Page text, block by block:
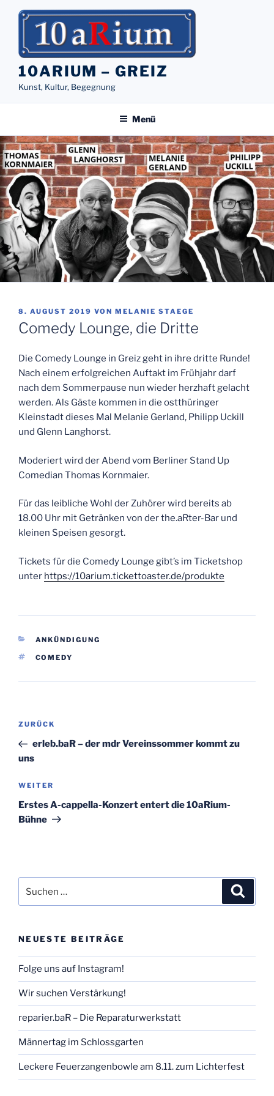
Inhalt
10ARIUM – GREIZ
Kunst, Kultur, Begegnung
Menü
VERÖFFENTLICHT
AM
8. AUGUST 2019 VON MELANIE STAEGE
Comedy Lounge, die Dritte
Die Comedy Lounge in Greiz geht in ihre dritte Runde!
Nach einem erfolgreichen Auftakt im Frühjahr darf
nach dem Sommerpause nun wieder herzhaft gelacht
werden. Als Gäste kommen in die ostthüringer
Kleinstadt dieses Mal Melanie Gerland, Philipp Uckill
und Glenn Langhorst.
Moderiert wird der Abend vom Berliner Stand Up
Comedian Thomas Kornmaier.
Für das leibliche Wohl der Zuhörer wird bereits ab
18.00 Uhr mit Getränken von der the.aRter-Bar und
kleinen Speisen gesorgt.
Tickets für die Comedy Lounge gibt’s im Ticketshop
unter https://10arium.tickettoaster.de/produkte
KATEGORIEN
ANKÜNDIGUNG
SCHLAGWÖRTER
COMEDY
Beitragsnavigation
Vorheriger
Beitrag
ZURÜCK
erleb.baR – der mdr Vereinssommer kommt zu
uns
Nächster
Beitrag
WEITER
Erstes A-cappella-Konzert entert die 10aRium-
Bühne
nach:
NEUESTE BEITRÄGE
Folge uns auf Instagram!
Wir suchen Verstärkung!
reparier.baR – Die Reparaturwerkstatt
Männertag im Schlossgarten
Leckere Feuerzangenbowle am 8.11. zum Lichterfest